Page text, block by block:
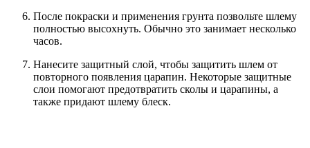
После покраски и применения грунта позвольте шлему
полностью высохнуть. Обычно это занимает несколько
часов.
Нанесите защитный слой, чтобы защитить шлем от
повторного появления царапин. Некоторые защитные
слои помогают предотвратить сколы и царапины, а
также придают шлему блеск.